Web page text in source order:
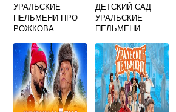
УРАЛЬСКИЕ
ПЕЛЬМЕНИ ПРО
РОЖКОВА
ДЕТСКИЙ САД
УРАЛЬСКИЕ
ПЕЛЬМЕНИ